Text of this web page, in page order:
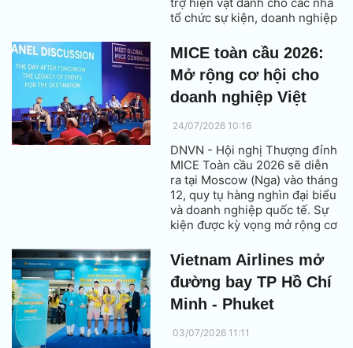
tổ chức sự kiện, doanh nghiệp
tế.
MICE toàn cầu 2026:
Mở rộng cơ hội cho
doanh nghiệp Việt
24/07/2026 10:16
DNVN - Hội nghị Thượng đỉnh
MICE Toàn cầu 2026 sẽ diễn
ra tại Moscow (Nga) vào tháng
12, quy tụ hàng nghìn đại biểu
và doanh nghiệp quốc tế. Sự
kiện được kỳ vọng mở rộng cơ
mại và tìm kiếm đối tác cho
các doanh nghiệp MICE Việt
Nam tại nhiều thị trường mới
nổi.
Vietnam Airlines mở
đường bay TP Hồ Chí
Minh - Phuket
03/07/2026 11:11